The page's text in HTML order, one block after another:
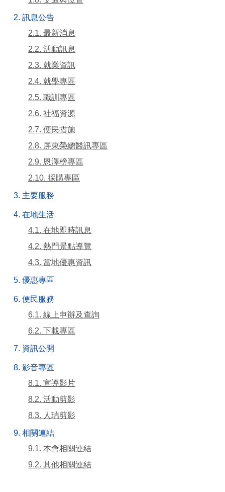
2. 訊息公告
2.1. 最新消息
2.2. 活動訊息
2.3. 就業資訊
2.4. 就學專區
2.5. 職訓專區
2.6. 社福資源
2.7. 便民措施
2.8. 屏東榮總醫訊專區
2.9. 恩澤榜專區
2.10. 採購專區
3. 主要服務
4. 在地生活
4.1. 在地即時訊息
4.2. 熱門景點導覽
4.3. 當地優惠資訊
5. 優惠專區
6. 便民服務
6.1. 線上申辦及查詢
6.2. 下載專區
7. 資訊公開
8. 影音專區
8.1. 宣導影片
8.2. 活動剪影
8.3. 人瑞剪影
9. 相關連結
9.1. 本會相關連結
9.2. 其他相關連結